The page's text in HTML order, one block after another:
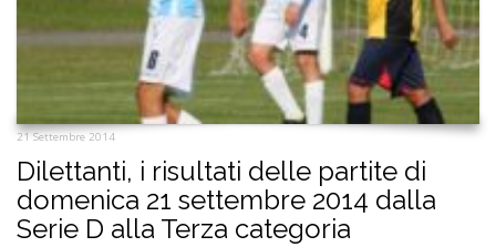
21 Settembre 2014
Dilettanti, i risultati delle partite di
domenica 21 settembre 2014 dalla
Serie D alla Terza categoria